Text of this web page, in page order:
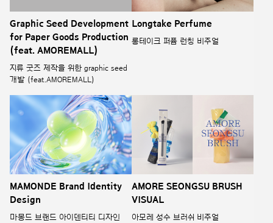
Graphic Seed Development
for Paper Goods Production
(feat. AMOREMALL)
지류 굿즈 제작을 위한 graphic seed
개발 (feat.AMOREMALL)
Longtake Perfume
롱테이크 퍼퓸 런칭 비주얼
MAMONDE Brand Identity
Design
마몽드 브랜드 아이덴티티 디자인
AMORE SEONGSU BRUSH
VISUAL
아모레 성수 브러쉬 비주얼